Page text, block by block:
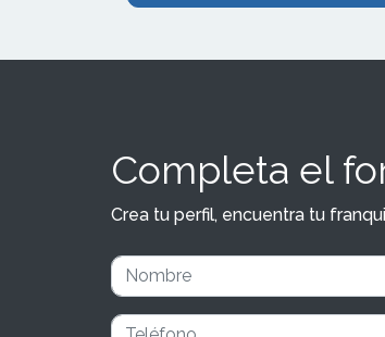
Completa el
Crea tu perfil, encuentra tu